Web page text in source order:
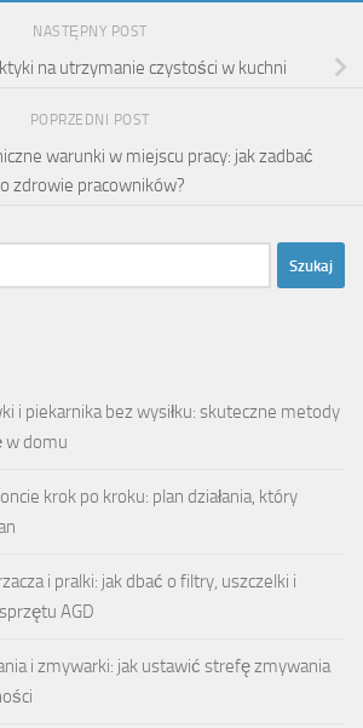
NASTĘPNY POST
na utrzymanie czystości w kuchni
POPRZEDNI POST
warunki w miejscu pracy: jak zadbać
o zdrowie pracowników?
i piekarnika bez wysiłku: skuteczne metody
w domu
krok po kroku: plan działania, który
i pralki: jak dbać o filtry, uszczelki i
AGD
i zmywarki: jak ustawić strefę zmywania